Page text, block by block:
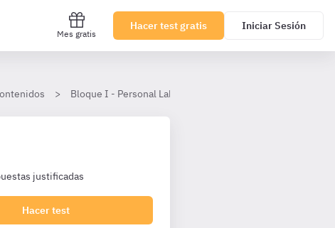
Mes gratis
Hacer test gratis Iniciar Sesión
Bloque I - Personal Laboral Agencia Tributaria I2 Turno
justificadas
Hacer test